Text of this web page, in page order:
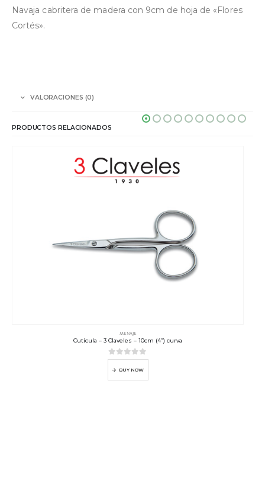
Navaja cabritera de madera con 9cm de hoja de «Flores
Cortés».
VALORACIONES (0)
PRODUCTOS RELACIONADOS
MENAJE
Cutícula – 3 Claveles – 10cm (4”) curva
0out of 5
BUY NOW